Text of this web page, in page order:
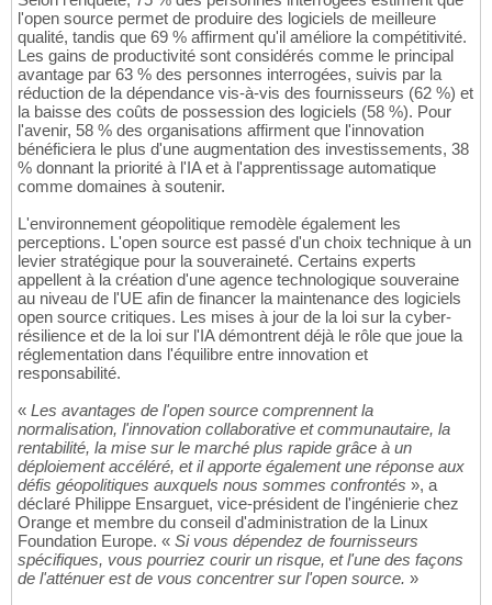
l'open source permet de produire des logiciels de meilleure
qualité, tandis que 69 % affirment qu'il améliore la compétitivité.
Les gains de productivité sont considérés comme le principal
avantage par 63 % des personnes interrogées, suivis par la
réduction de la dépendance vis-à-vis des fournisseurs (62 %) et
la baisse des coûts de possession des logiciels (58 %). Pour
l'avenir, 58 % des organisations affirment que l'innovation
bénéficiera le plus d'une augmentation des investissements, 38
% donnant la priorité à l'IA et à l'apprentissage automatique
comme domaines à soutenir.
L'environnement géopolitique remodèle également les
perceptions. L'open source est passé d'un choix technique à un
levier stratégique pour la souveraineté. Certains experts
appellent à la création d'une agence technologique souveraine
au niveau de l'UE afin de financer la maintenance des logiciels
open source critiques. Les mises à jour de la loi sur la cyber-
résilience et de la loi sur l'IA démontrent déjà le rôle que joue la
réglementation dans l'équilibre entre innovation et
responsabilité.
« Les avantages de l'open source comprennent la
normalisation, l'innovation collaborative et communautaire, la
rentabilité, la mise sur le marché plus rapide grâce à un
déploiement accéléré, et il apporte également une réponse aux
défis géopolitiques auxquels nous sommes confrontés », a
déclaré Philippe Ensarguet, vice-président de l'ingénierie chez
Orange et membre du conseil d'administration de la Linux
Foundation Europe. « Si vous dépendez de fournisseurs
spécifiques, vous pourriez courir un risque, et l'une des façons
de l'atténuer est de vous concentrer sur l'open source. »